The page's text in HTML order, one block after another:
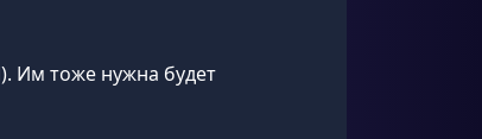
). Им тоже нужна будет